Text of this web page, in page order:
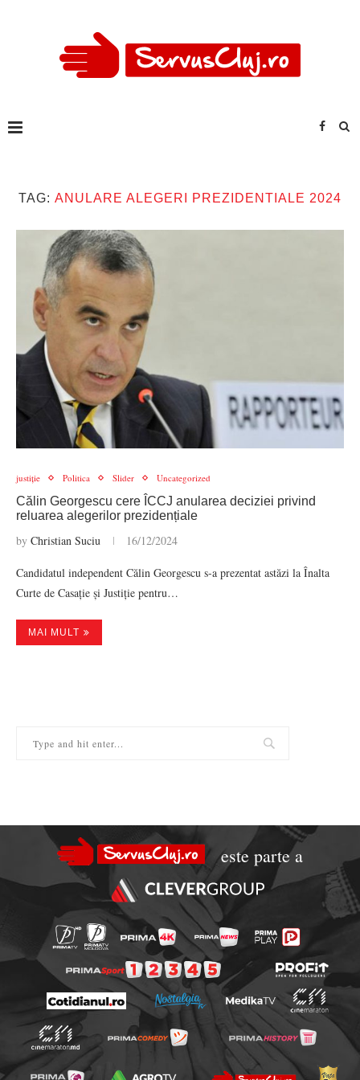
TAG: ANULARE ALEGERI PREZIDENTIALE 2024
justiție Politica Slider Uncategorized
Călin Georgescu cere ÎCCJ anularea deciziei privind
reluarea alegerilor prezidențiale
by Christian Suciu 16/12/2024
Candidatul independent Călin Georgescu s-a prezentat astăzi la Înalta
Curte de Casație și Justiție pentru…
MAI MULT
este parte a